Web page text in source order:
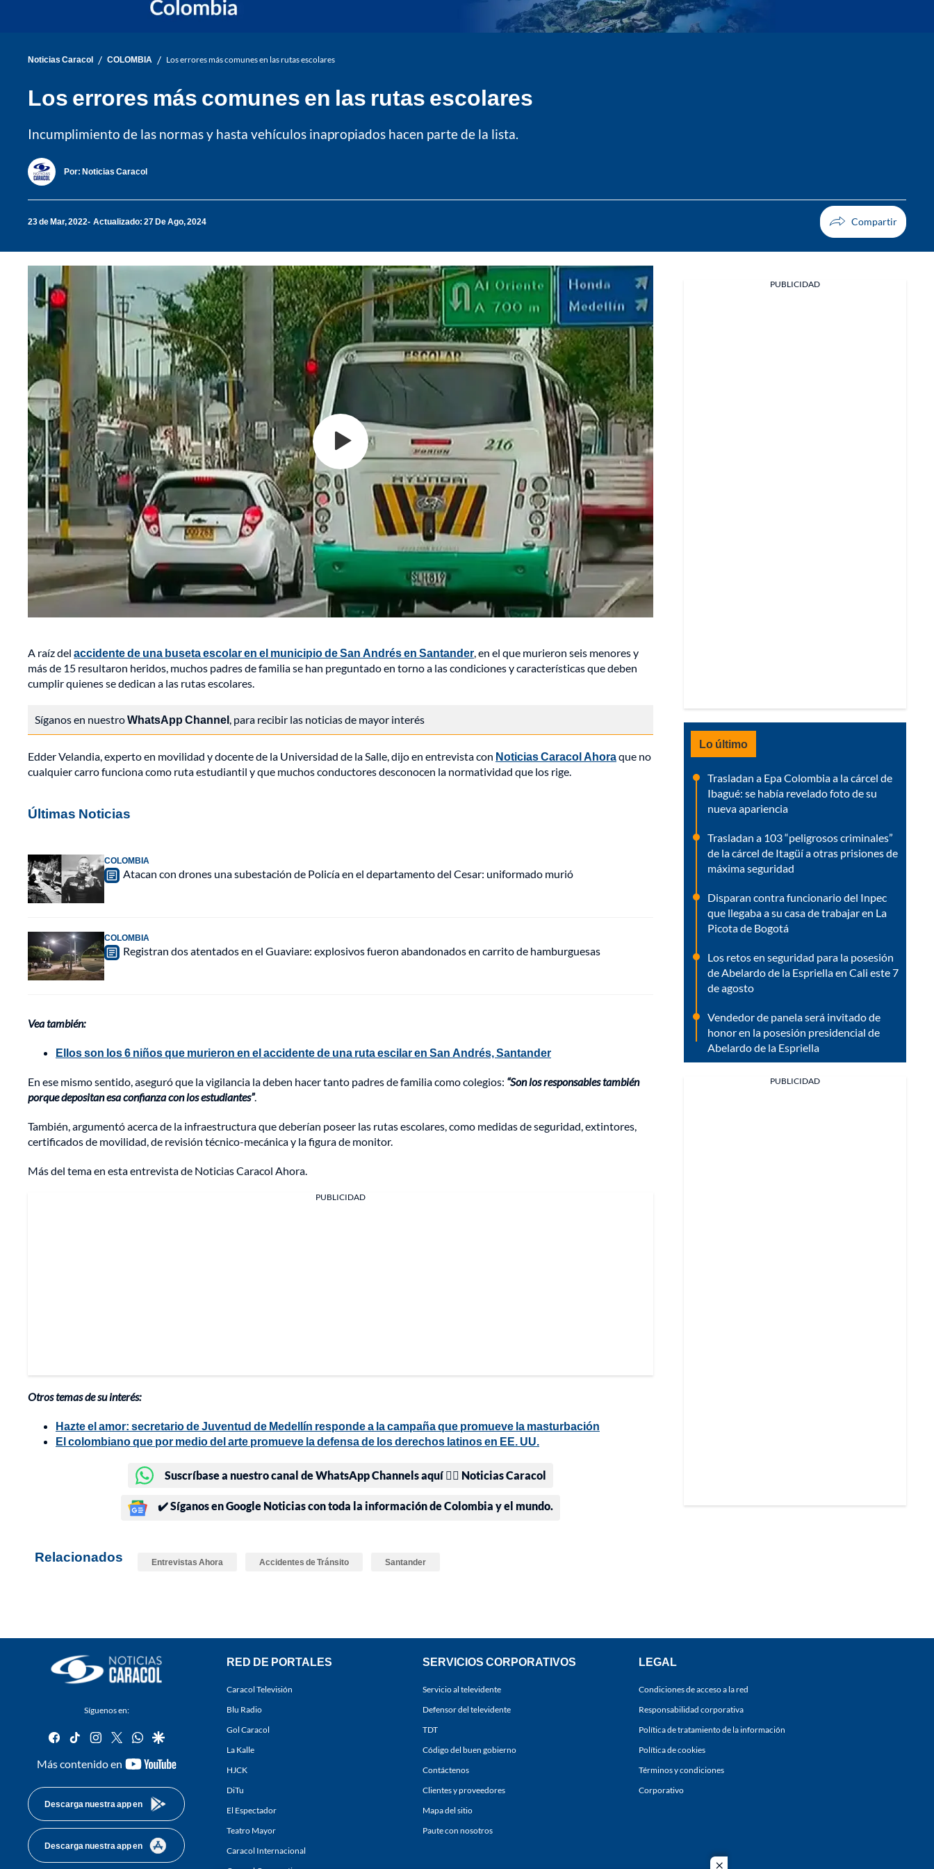
Noticias Caracol / COLOMBIA / Los errores más comunes en las rutas escolares
Los errores más comunes en las rutas escolares
Incumplimiento de las normas y hasta vehículos inapropiados hacen parte de la lista.
Por: Noticias Caracol
23 de Mar, 2022 Actualizado: 27 De Ago, 2024
A raíz del accidente de una buseta escolar en el municipio de San Andrés en Santander, en el que murieron seis menores y
más de 15 resultaron heridos, muchos padres de familia se han preguntado en torno a las condiciones y características que deben
cumplir quienes se dedican a las rutas escolares.
Síganos en nuestroWhatsApp Channel, para recibir las noticias de mayor interés
Edder Velandia, experto en movilidad y docente de la Universidad de la Salle, dijo en entrevista con Noticias Caracol Ahoraque no
cualquier carro funciona como ruta estudiantil y que muchos conductores desconocen la normatividad que los rige.
Últimas Noticias
COLOMBIA
Atacan con drones una subestación de Policía en el departamento del Cesar: uniformado murió
COLOMBIA
Registran dos atentados en el Guaviare: explosivos fueron abandonados en carrito de hamburguesas
Vea también:
Ellos son los 6 niños que murieron en el accidente de una ruta escilar en San Andrés, Santander
En ese mismo sentido, aseguró que la vigilancia la deben hacer tanto padres de familia como colegios: “Son los responsables también
porque depositan esa confianza con los estudiantes”.
También, argumentó acerca de la infraestructura que deberían poseer las rutas escolares, como medidas de seguridad, extintores,
certificados de movilidad, de revisión técnico-mecánica y la figura de monitor.
Más del tema en esta entrevista de Noticias Caracol Ahora.
PUBLICIDAD
Otros temas de su interés:
Hazte el amor: secretario de Juventud de Medellín responde a la campaña que promueve la masturbación
El colombiano que por medio del arte promueve la defensa de los derechos latinos en EE. UU.
Suscríbase a nuestro canal de WhatsApp Channels aquí 👉🏻 Noticias Caracol
✔️ Síganos en Google Noticias con toda la información de Colombia y el mundo.
Relacionados Entrevistas Ahora Accidentes de Tránsito Santander
PUBLICIDAD
Lo último
Trasladan a Epa Colombia a la cárcel de
Ibagué: se había revelado foto de su
nueva apariencia
Trasladan a 103 “peligrosos criminales”
de la cárcel de Itagüí a otras prisiones de
máxima seguridad
Disparan contra funcionario del Inpec
que llegaba a su casa de trabajar en La
Picota de Bogotá
Los retos en seguridad para la posesión
de Abelardo de la Espriella en Cali este 7
de agosto
Vendedor de panela será invitado de
honor en la posesión presidencial de
Abelardo de la Espriella
PUBLICIDAD
Síguenos en:
facebook
tiktok instagram
twitterwhatsapp
google
Más contenido en
youtube-
Descarga nuestra app en
Descarga nuestra app en
RED DE PORTALES
Caracol Televisión
Blu Radio
Gol Caracol
La Kalle
HJCK
DiTu
El Espectador
Teatro Mayor
Caracol Internacional
SERVICIOS CORPORATIVOS
Servicio al televidente
Defensor del televidente
TDT
Código del buen gobierno
Contáctenos
Clientes y proveedores
Mapa del sitio
Paute con nosotros
LEGAL
Condiciones de acceso a la red
Responsabilidad corporativa
Política de tratamiento de la información
Política de cookies
Términos y condiciones
Corporativo